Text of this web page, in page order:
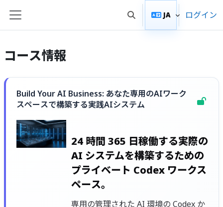
サイドパネル 検索入力に切り替える
JA ログイン
コース情報
Build Your AI Business: あなた専用のAIワーク
スペースで構築する実践AIシステム
24 時間 365 日稼働する実際の
AI システムを構築するための
プライベート Codex ワークス
ペース。
専用の管理された AI 環境の Codex か